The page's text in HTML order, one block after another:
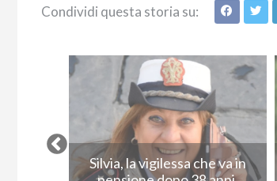
Condividi questa storia su:
Silvia, la vigilessa che va in